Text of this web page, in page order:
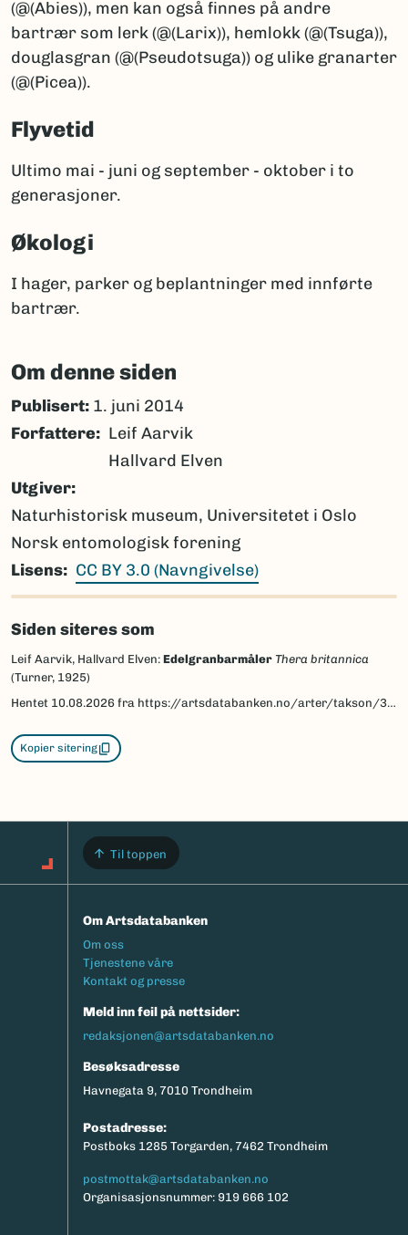
(@(Abies)), men kan også finnes på andre
bartrær som lerk (@(Larix)), hemlokk (@(Tsuga)),
douglasgran (@(Pseudotsuga)) og ulike granarter
(@(Picea)).
Flyvetid
Ultimo mai - juni og september - oktober i to
generasjoner.
Økologi
I hager, parker og beplantninger med innførte
bartrær.
Om denne siden
Publisert: 1. juni 2014
Forfattere
Leif Aarvik
Hallvard Elven
Utgiver
Naturhistorisk museum, Universitetet i Oslo
Norsk entomologisk forening
Lisens
CC BY 3.0 (Navngivelse)
Siden siteres som
Leif Aarvik, Hallvard Elven: Edelgranbarmåler Thera britannica
(Turner, 1925)
Hentet 10.08.2026 fra https://artsdatabanken.no/arter/takson/30048/beskrivelse
Kopier sitering
Til toppen
Om Artsdatabanken
Footermeny
Om oss
Tjenestene våre
Kontakt og presse
Meld inn feil på nettsider:
redaksjonen@artsdatabanken.no
Besøksadresse
Havnegata 9, 7010 Trondheim
Postadresse:
Postboks 1285 Torgarden, 7462 Trondheim
postmottak@artsdatabanken.no
Organisasjonsnummer: 919 666 102